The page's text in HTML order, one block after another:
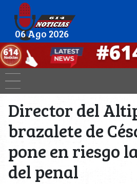
06 Ago 2026
Director del
brazalete de
pone en riesgo
del penal